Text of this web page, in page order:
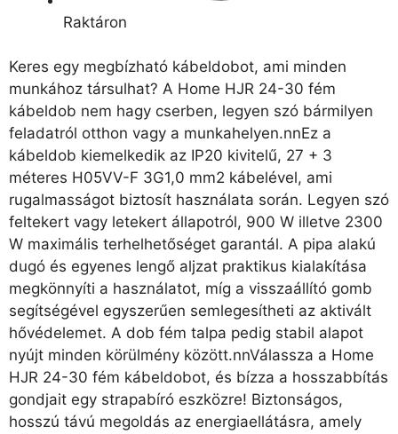
Raktáron
Keres egy megbízható kábeldobot, ami minden
munkához társulhat? A Home HJR 24-30 fém
kábeldob nem hagy cserben, legyen szó bármilyen
feladatról otthon vagy a munkahelyen.nnEz a
kábeldob kiemelkedik az IP20 kivitelű, 27 + 3
méteres H05VV-F 3G1,0 mm2 kábelével, ami
rugalmasságot biztosít használata során. Legyen szó
feltekert vagy letekert állapotról, 900 W illetve 2300
W maximális terhelhetőséget garantál. A pipa alakú
dugó és egyenes lengő aljzat praktikus kialakítása
megkönnyíti a használatot, míg a visszaállító gomb
segítségével egyszerűen semlegesítheti az aktivált
hővédelemet. A dob fém talpa pedig stabil alapot
nyújt minden körülmény között.nnVálassza a Home
HJR 24-30 fém kábeldobot, és bízza a hosszabbítás
gondjait egy strapabíró eszközre! Biztonságos,
hosszú távú megoldás az energiaellátásra, amely